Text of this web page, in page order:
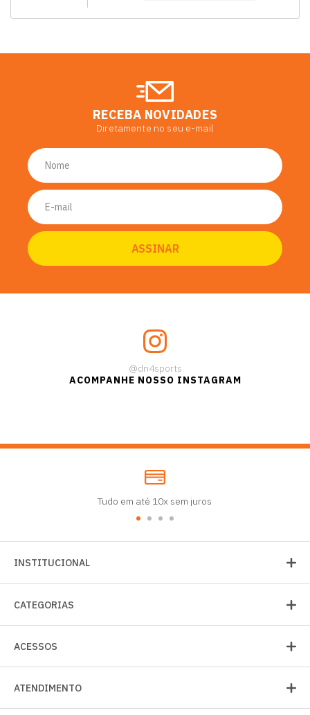
RECEBA NOVIDADES
Diretamente no seu e-mail
@dn4sports
ACOMPANHE NOSSO INSTAGRAM
Tudo em até 10x sem juros
INSTITUCIONAL
CATEGORIAS
ACESSOS
ATENDIMENTO